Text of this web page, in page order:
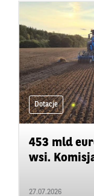
Dotacje
453 mld
wsi.
27.07.2026